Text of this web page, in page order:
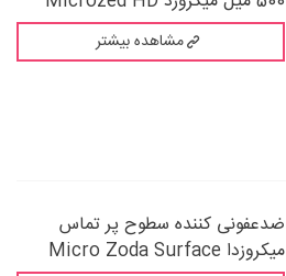
مشاهده بیشتر
ضدعفونی کننده سطوح پر تماس
میکروزدا Micro Zoda Surface